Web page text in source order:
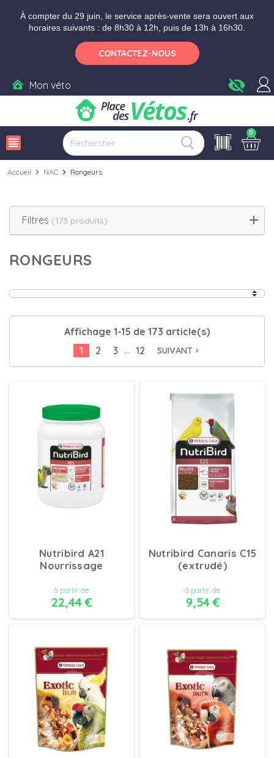
À compter du 29 juin, le service après-vente sera ouvert aux
horaires suivants : de 8h30 à 12h, puis de 13h à 16h30.
CONTACTEZ-NOUS
Mon véto visibility_off
view_headline
0
Accueil chevron_right NAC chevron_right Rongeurs
Filtres (173 produits)
RONGEURS
Affichage 1-15 de 173 article(s)
1
2 3 … 12 SUIVANTnavigate_next
Nutribird A21
Nourrissage
à partir de
22,44 €
DÉTAILS
Nutribird Canaris C15
(extrudé)
à partir de
9,54 €
DÉTAILS